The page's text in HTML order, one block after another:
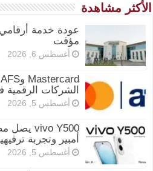
الأكثر مشاهدة
مؤقت
أغسطس 6, 2026
الشركات
أغسطس 5, 2026
أمبير وتجربة
أغسطس 5, 2026